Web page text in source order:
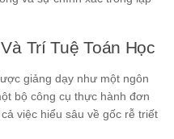
Trí Tuệ Toán Học
giảng dạy như một ngôn
bộ công cụ thực hành đơn
việc hiểu sâu về gốc rễ triết